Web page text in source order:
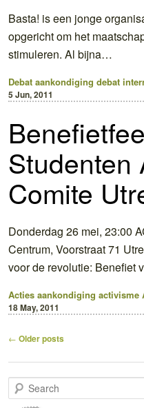
Basta! is een jonge
opgericht om het
stimuleren. Al bijna…
Debat aankondiging debat
5 Jun, 2011
Studenten
Comite
Donderdag 26 mei, 23:00
Centrum, Voorstraat 71
voor de revolutie: Benefiet
Acties aankondiging activisme
18 May, 2011
Post
← Older posts
e